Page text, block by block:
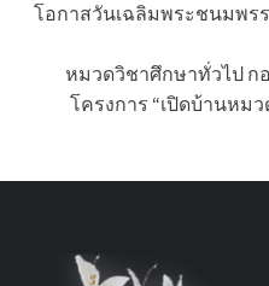
โอกาสวันเฉลิมพระชนมพรร
หมวดวิชาศึกษาทั่วไป ก
โครงการ “เปิดบ้านหมว